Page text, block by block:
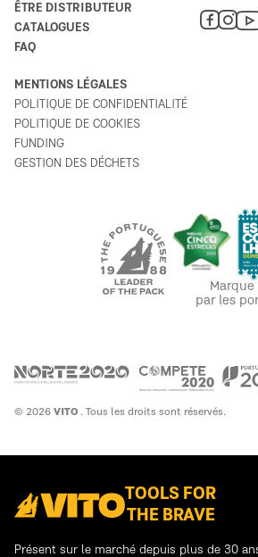
ÊTRE DISTRIBUTEUR
CATALOGUES
FAQ
MENTIONS LÉGALES
POLITIQUE DE CONFIDENTIALITÉ
POLITIQUE DE COOKIES
FUNDING
GESTION DES DÉCHETS
Marque
par les
© 2026 VITO . Tous les droits sont réservés.
TOOLS FOR
THE BRAVE
Présent sur le marché depuis plus de 30